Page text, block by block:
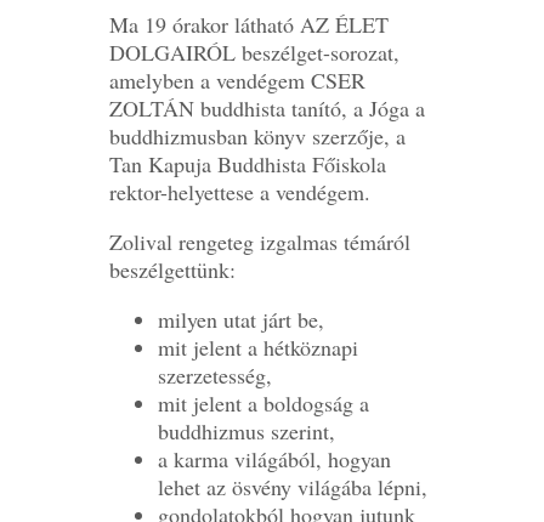
Ma 19 órakor látható AZ ÉLET
DOLGAIRÓL beszélget-sorozat,
amelyben a vendégem CSER
ZOLTÁN buddhista tanító, a Jóga a
buddhizmusban könyv szerzője, a
Tan Kapuja Buddhista Főiskola
rektor-helyettese a vendégem.
Zolival rengeteg izgalmas témáról
beszélgettünk:
milyen utat járt be,
mit jelent a hétköznapi
szerzetesség,
mit jelent a boldogság a
buddhizmus szerint,
a karma világából, hogyan
lehet az ösvény világába lépni,
gondolatokból hogyan jutunk